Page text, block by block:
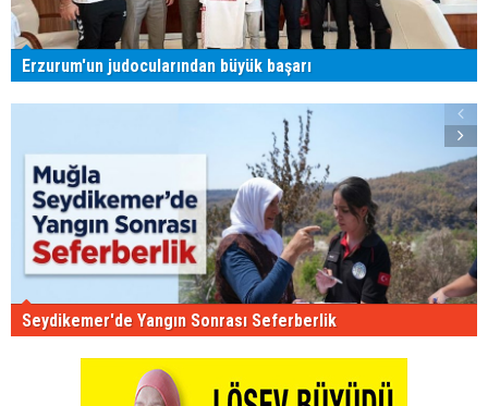
Erzurum'un judocularından büyük başarı
Seydikemer'de Yangın Sonrası Seferberlik